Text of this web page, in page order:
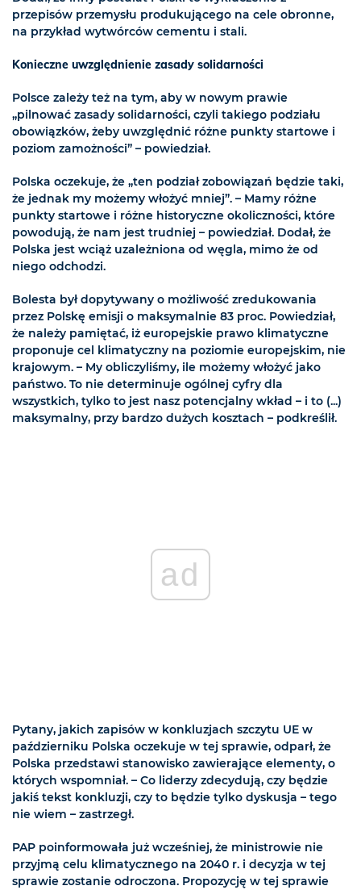
przepisów przemysłu produkującego na cele obronne,
na przykład wytwórców cementu i stali.
Konieczne uwzględnienie zasady solidarności
Polsce zależy też na tym, aby w nowym prawie
„pilnować zasady solidarności, czyli takiego podziału
obowiązków, żeby uwzględnić różne punkty startowe i
poziom zamożności” – powiedział.
Polska oczekuje, że „ten podział zobowiązań będzie taki,
że jednak my możemy włożyć mniej”. – Mamy różne
punkty startowe i różne historyczne okoliczności, które
powodują, że nam jest trudniej – powiedział. Dodał, że
Polska jest wciąż uzależniona od węgla, mimo że od
niego odchodzi.
Bolesta był dopytywany o możliwość zredukowania
przez Polskę emisji o maksymalnie 83 proc. Powiedział,
że należy pamiętać, iż europejskie prawo klimatyczne
proponuje cel klimatyczny na poziomie europejskim, nie
krajowym. – My obliczyliśmy, ile możemy włożyć jako
państwo. To nie determinuje ogólnej cyfry dla
wszystkich, tylko to jest nasz potencjalny wkład – i to (...)
maksymalny, przy bardzo dużych kosztach – podkreślił.
ad
Pytany, jakich zapisów w konkluzjach szczytu UE w
październiku Polska oczekuje w tej sprawie, odparł, że
Polska przedstawi stanowisko zawierające elementy, o
których wspomniał. – Co liderzy zdecydują, czy będzie
jakiś tekst konkluzji, czy to będzie tylko dyskusja – tego
nie wiem – zastrzegł.
PAP poinformowała już wcześniej, że ministrowie nie
przyjmą celu klimatycznego na 2040 r. i decyzja w tej
sprawie zostanie odroczona. Propozycję w tej sprawie